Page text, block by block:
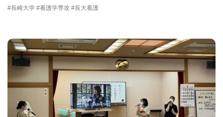
#長崎大学 #看護学専攻 #長大看護